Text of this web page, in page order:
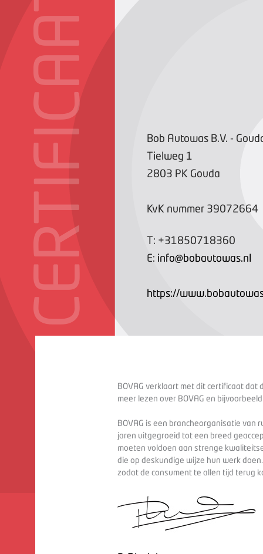
CERTIFICAAT
Bob Autowas B.V. -
Tielweg 1
2803 PK Gouda
KvK nummer 39072664
T: +31850718360
E: info@bobautowas.nl
https://
BOVAG verklaart met dit certificaat dat
meer lezen over BOVAG en
BOVAG is een brancheorganisatie van
jaren uitgegroeid tot een breed
moeten voldoen aan strenge
die op deskundige wijze hun werk
zodat de consument te allen tijd terug